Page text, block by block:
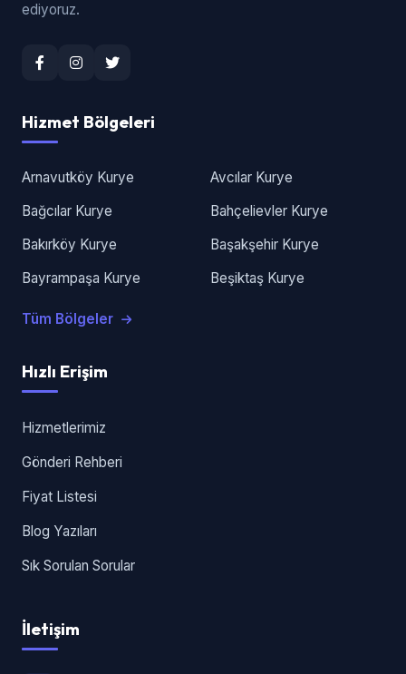
ediyoruz.
Hizmet Bölgeleri
Arnavutköy Kurye
Avcılar Kurye
Bağcılar Kurye
Bahçelievler Kurye
Bakırköy Kurye
Başakşehir Kurye
Bayrampaşa Kurye
Beşiktaş Kurye
Tüm Bölgeler
Hızlı Erişim
Hizmetlerimiz
Gönderi Rehberi
Fiyat Listesi
Blog Yazıları
Sık Sorulan Sorular
İletişim